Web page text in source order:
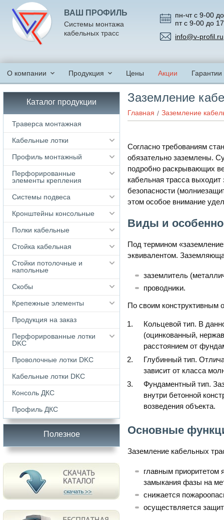
ВАШ ПРОФИЛЬ
Системы монтажа
кабельных трасс
пн-чт с 9-00
пт с 9-00 до
info@v-profil.ru
О компании Продукция Цены Акции Гарантии
Заземление
Главная Заземление
Согласно требованиям
обязательно заземлены.
подробно раскрывающих
кабельная трасса
безопасности
этом особое внимание
Виды и
Под термином
эквивалентом.
заземлитель
проводники.
По своим конструктивным
Кольцевой тип. В
(оцинкованный,
расстоянием от
Глубинный тип.
зависит от класса
Фундаментный тип.
внутри бетонной
возведения объекта.
Основные
Заземление кабельных
главным приоритетом
замыкания фазы на
снижается
осуществляется
Каталог продукции
Траверса монтажная
Кабельные лотки
Профиль монтажный
Перфорированные
элементы крепления
Системы подвеса
Кронштейны консольные
Полки кабельные
Стойка кабельная
Стойки потолочные и
напольные
Скобы
Крепежные элементы
Продукция на заказ
Перфорированные лотки
DKC
Проволочные лотки DKC
Кабельные лотки DKС
Консоль ДКС
Профиль ДКС
Полезное